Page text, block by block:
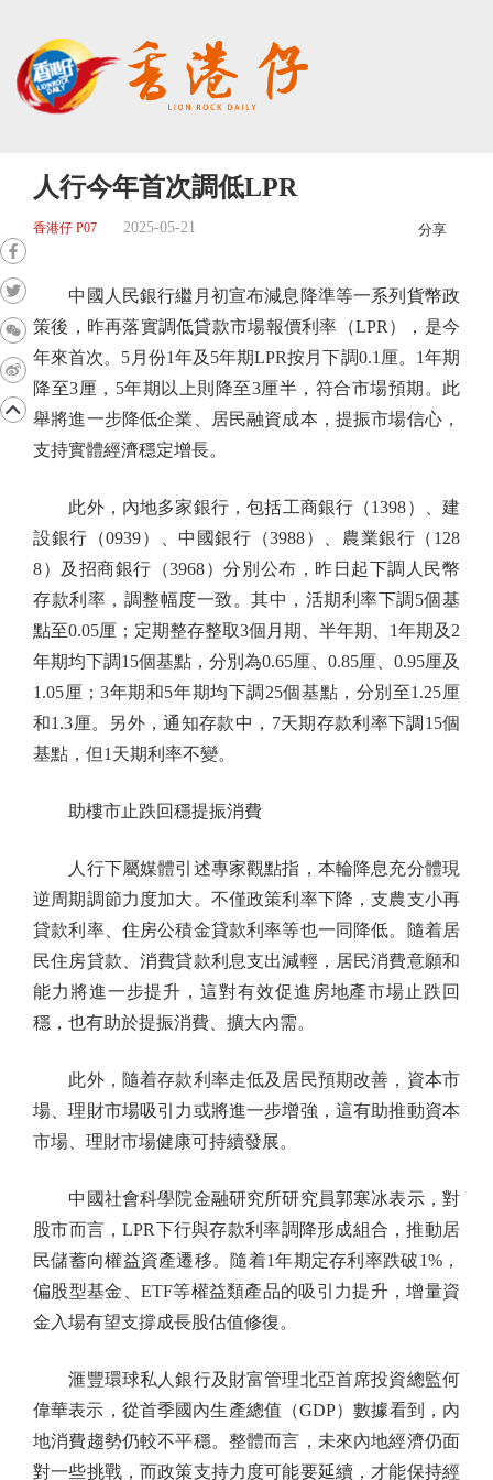
人行今年首次調低LPR
香港仔 P07 2025-05-21 分享
中國人民銀行繼月初宣布減息降準等一系列貨幣政
策後，昨再落實調低貸款市場報價利率（LPR），是今
年來首次。5月份1年及5年期LPR按月下調0.1厘。1年期
降至3厘，5年期以上則降至3厘半，符合市場預期。此
舉將進一步降低企業、居民融資成本，提振市場信心，
支持實體經濟穩定增長。
此外，內地多家銀行，包括工商銀行（1398）、建
設銀行（0939）、中國銀行（3988）、農業銀行（128
8）及招商銀行（3968）分別公布，昨日起下調人民幣
存款利率，調整幅度一致。其中，活期利率下調5個基
點至0.05厘；定期整存整取3個月期、半年期、1年期及2
年期均下調15個基點，分別為0.65厘、0.85厘、0.95厘及
1.05厘；3年期和5年期均下調25個基點，分別至1.25厘
和1.3厘。另外，通知存款中，7天期存款利率下調15個
基點，但1天期利率不變。
助樓市止跌回穩提振消費
人行下屬媒體引述專家觀點指，本輪降息充分體現
逆周期調節力度加大。不僅政策利率下降，支農支小再
貸款利率、住房公積金貸款利率等也一同降低。隨着居
民住房貸款、消費貸款利息支出減輕，居民消費意願和
能力將進一步提升，這對有效促進房地產市場止跌回
穩，也有助於提振消費、擴大內需。
此外，隨着存款利率走低及居民預期改善，資本市
場、理財市場吸引力或將進一步增強，這有助推動資本
市場、理財市場健康可持續發展。
中國社會科學院金融研究所研究員郭寒冰表示，對
股市而言，LPR下行與存款利率調降形成組合，推動居
民儲蓄向權益資產遷移。隨着1年期定存利率跌破1%，
偏股型基金、ETF等權益類產品的吸引力提升，增量資
金入場有望支撐成長股估值修復。
滙豐環球私人銀行及財富管理北亞首席投資總監何
偉華表示，從首季國內生產總值（GDP）數據看到，內
地消費趨勢仍較不平穩。整體而言，未來內地經濟仍面
對一些挑戰，而政策支持力度可能要延續，才能保持經